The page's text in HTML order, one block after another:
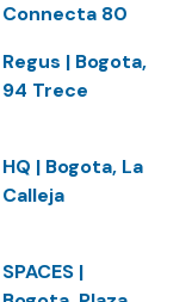
Connecta 80
Regus | Bogota,
94 Trece
HQ | Bogota, La
Calleja
SPACES |